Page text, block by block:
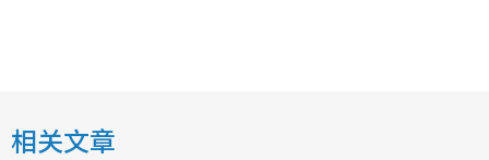
相关文章